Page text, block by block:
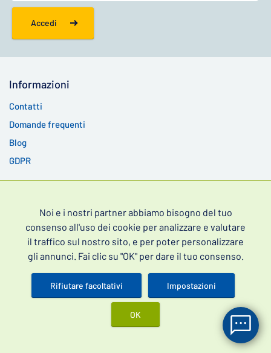
Accedi
Informazioni
Contatti
Domande frequenti
Blog
GDPR
Stato dell'ordine
Condizioni commerciali
Reclamo e reso
Spedizione & Pagamento
Migliori prodotti
Noi e i nostri partner abbiamo bisogno del tuo
consenso all'uso dei cookie per analizzare e valutare
il traffico sul nostro sito, e per poter personalizzare
gli annunci. Fai clic su "OK" per dare il tuo consenso.
Rifiutare facoltativi Impostazioni
OK